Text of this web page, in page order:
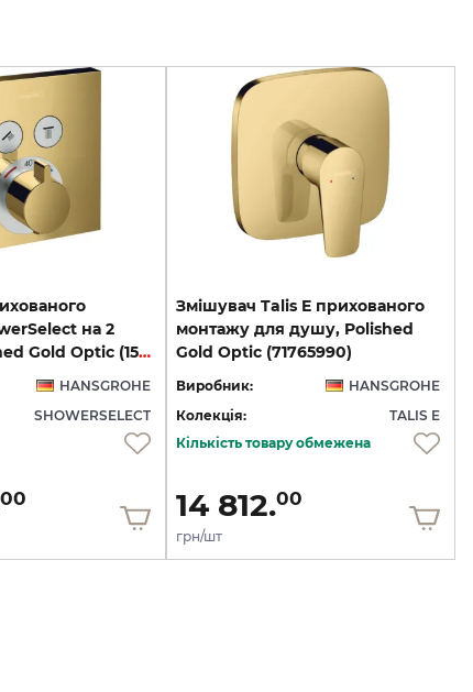
на 2
клавіші Polished Gold Optic (15763990)
HANSGROHE
SHOWERSELECT
00
Змішувач Talis E прихованого
монтажу для душу, Polished
Gold Optic (71765990)
Виробник:
HANSGROHE
Колекція:
TALIS E
Кількість товару обмежена
14 812.00
грн/шт